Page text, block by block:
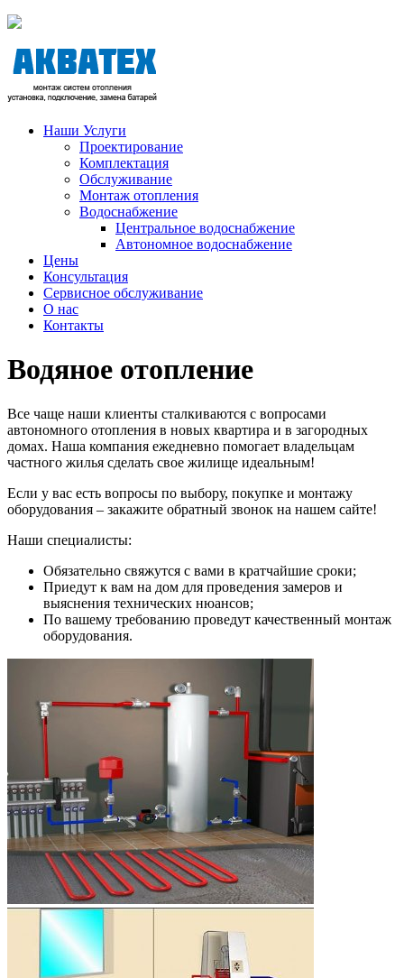
Наши Услуги
Проектирование
Комплектация
Обслуживание
Монтаж отопления
Водоснабжение
Центральное водоснабжение
Автономное водоснабжение
Цены
Консультация
Сервисное обслуживание
О нас
Контакты
Водяное отопление
Все чаще наши клиенты сталкиваются с вопросами
автономного отопления в новых квартира и в загородных
домах. Наша компания ежедневно помогает владельцам
частного жилья сделать свое жилище идеальным!
Если у вас есть вопросы по выбору, покупке и монтажу
оборудования – закажите обратный звонок на нашем сайте!
Наши специалисты:
Обязательно свяжутся с вами в кратчайшие сроки;
Приедут к вам на дом для проведения замеров и
выяснения технических нюансов;
По вашему требованию проведут качественный монтаж
оборудования.